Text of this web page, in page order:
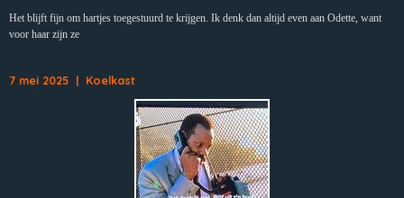
Het blijft fijn om hartjes toegestuurd te krijgen. Ik denk dan altijd even aan Odette, want
voor haar zijn ze
7 mei 2025 | Koelkast